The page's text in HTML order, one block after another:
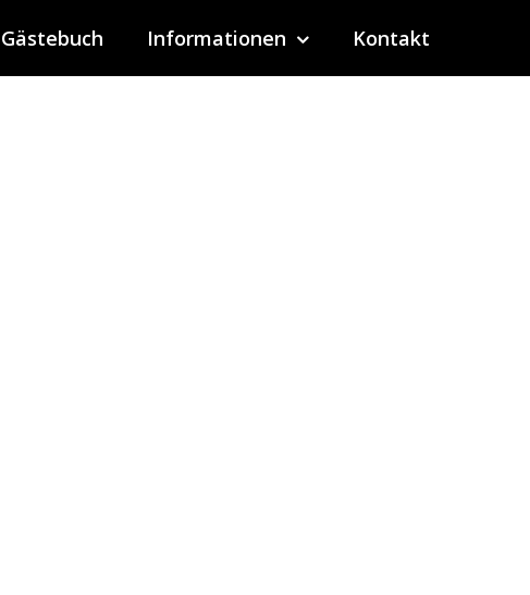
Gästebuch Informationen Kontakt